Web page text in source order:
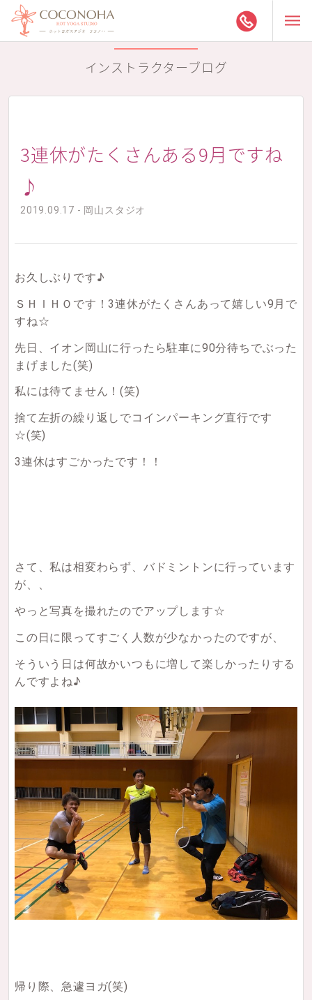
インストラクターブログ
3連休がたくさんある9月ですね
♪
2019.09.17 - 岡山スタジオ
お久しぶりです♪
ＳＨＩＨＯです！3連休がたくさんあって嬉しい9月で
すね☆
先日、イオン岡山に行ったら駐車に90分待ちでぶった
まげました(笑)
私には待てません！(笑)
捨て左折の繰り返しでコインパーキング直行です
☆(笑)
3連休はすごかったです！！
さて、私は相変わらず、バドミントンに行っています
が、、
やっと写真を撮れたのでアップします☆
この日に限ってすごく人数が少なかったのですが、
そういう日は何故かいつもに増して楽しかったりする
んですよね♪
帰り際、急遽ヨガ(笑)